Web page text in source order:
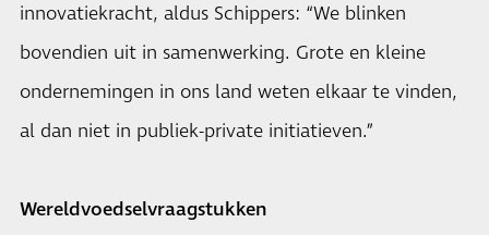
innovatiekracht, aldus Schippers: “We blinken
bovendien uit in samenwerking. Grote en kleine
ondernemingen in ons land weten elkaar te vinden,
al dan niet in publiek-private initiatieven.”
Wereldvoedselvraagstukken